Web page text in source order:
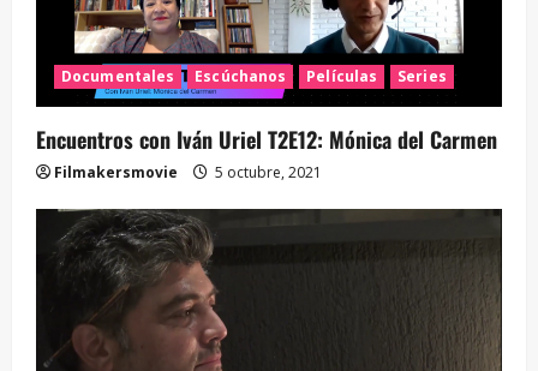
Documentales Escúchanos Películas Series
Encuentros con Iván Uriel T2E12: Mónica del Carmen
Filmakersmovie 5 octubre, 2021